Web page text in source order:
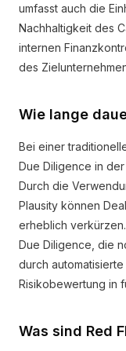
umfasst auch die
Nachhaltigkeit des
internen
des
Wie lange
Bei einer
Due Diligence in
Durch die
Plausity können
erheblich
Due Diligence, die
durch
Risikobewertung in
Was sind Red